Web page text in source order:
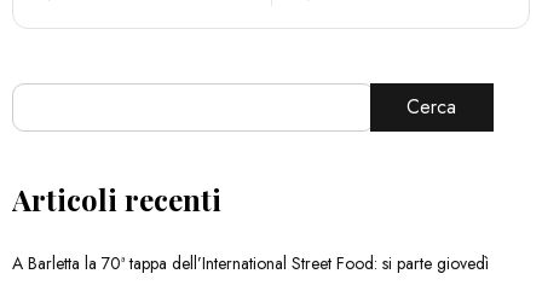
Cerca
Articoli recenti
A Barletta la 70ª tappa dell’International Street Food: si parte giovedì